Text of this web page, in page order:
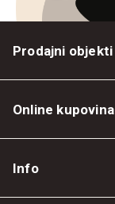
Prodajni objekti
Online kupovina
Info